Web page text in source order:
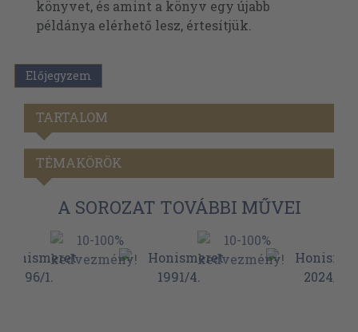
könyvet, és amint a könyv egy újabb
példánya elérhető lesz, értesítjük.
Előjegyzem
TARTALOM
TÉMAKÖRÖK
A SOROZAT TOVÁBBI MŰVEI